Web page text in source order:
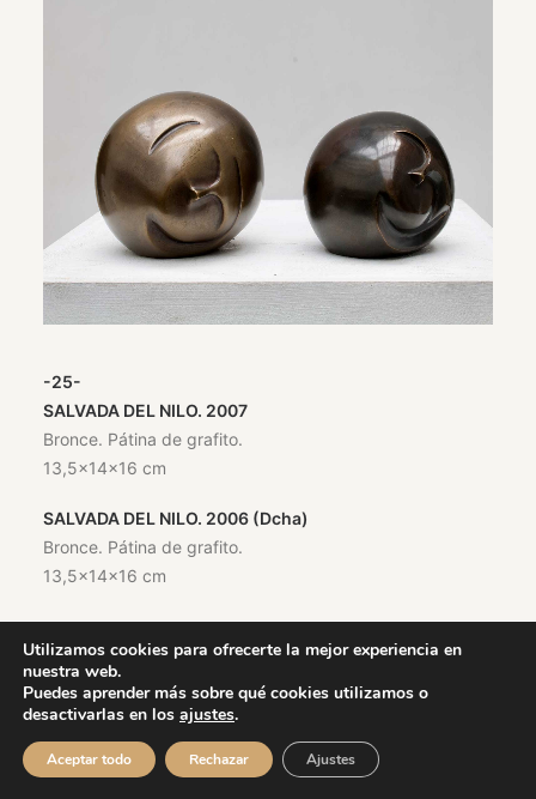
-25-
SALVADA DEL NILO. 2007
Bronce. Pátina de grafito.
13,5x14x16 cm
SALVADA DEL NILO. 2006 (Dcha)
Bronce. Pátina de grafito.
13,5x14x16 cm
Utilizamos cookies para ofrecerte la mejor experiencia en
nuestra web.
Puedes aprender más sobre qué cookies utilizamos o
desactivarlas en los ajustes.
Aceptar todo Rechazar Ajustes